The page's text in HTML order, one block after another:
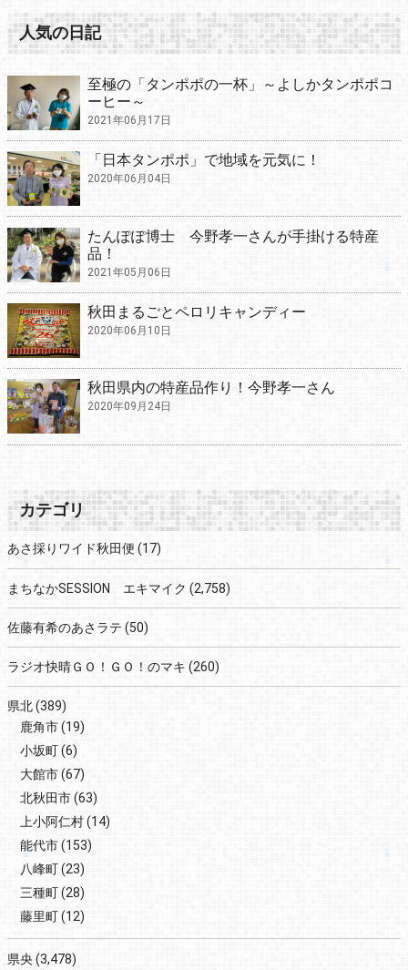
人気の日記
至極の「タンポポの一杯」～よしかタンポポコ
ーヒー～
2021年06月17日
「日本タンポポ」で地域を元気に！
2020年06月04日
たんぽぽ博士 今野孝一さんが手掛ける特産
品！
2021年05月06日
秋田まるごとペロリキャンディー
2020年06月10日
秋田県内の特産品作り！今野孝一さん
2020年09月24日
カテゴリ
あさ採りワイド秋田便 (17)
まちなかSESSION エキマイク (2,758)
佐藤有希のあさラテ (50)
ラジオ快晴ＧＯ！ＧＯ！のマキ (260)
県北(389)
鹿角市(19)
小坂町(6)
大館市(67)
北秋田市(63)
上小阿仁村(14)
能代市(153)
八峰町(23)
三種町(28)
藤里町(12)
県央(3,478)